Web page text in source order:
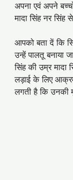
अपना एवं अपने
मादा सिंह नर सिंह
आपको बता दें कि
उन्हें पालतू बनाया
सिंह की उम्र मादा
लड़ाई के लिए
लगती है कि उनकी